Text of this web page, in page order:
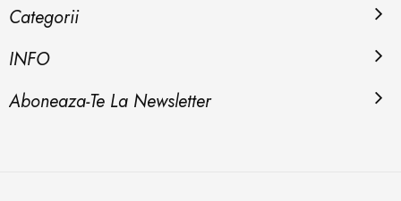
Categorii
INFO
Aboneaza-Te La Newsletter